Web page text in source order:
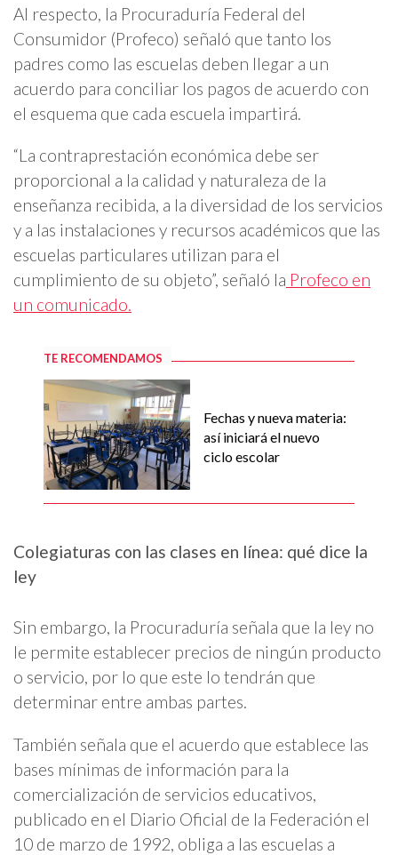
Al respecto, la Procuraduría Federal del
Consumidor (Profeco) señaló que tanto los
padres como las escuelas deben llegar a un
acuerdo para conciliar los pagos de acuerdo con
el esquema que cada escuela impartirá.
“La contraprestación económica debe ser
proporcional a la calidad y naturaleza de la
enseñanza recibida, a la diversidad de los servicios
y a las instalaciones y recursos académicos que las
escuelas particulares utilizan para el
cumplimiento de su objeto”, señaló la Profeco en
un comunicado.
TE RECOMENDAMOS
Fechas y nueva materia:
así iniciará el nuevo
ciclo escolar
Colegiaturas con las clases en línea: qué dice la
ley
Sin embargo, la Procuraduría señala que la ley no
le permite establecer precios de ningún producto
o servicio, por lo que este lo tendrán que
determinar entre ambas partes.
También señala que el acuerdo que establece las
bases mínimas de información para la
comercialización de servicios educativos,
publicado en el Diario Oficial de la Federación el
10 de marzo de 1992, obliga a las escuelas a